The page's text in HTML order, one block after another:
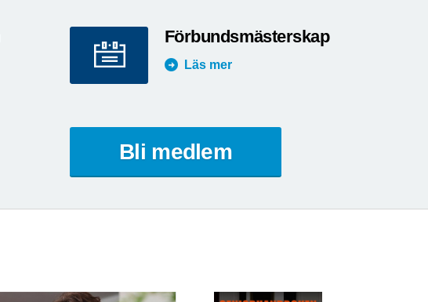
Förbundsmästerskap
Läs mer
Bli medlem